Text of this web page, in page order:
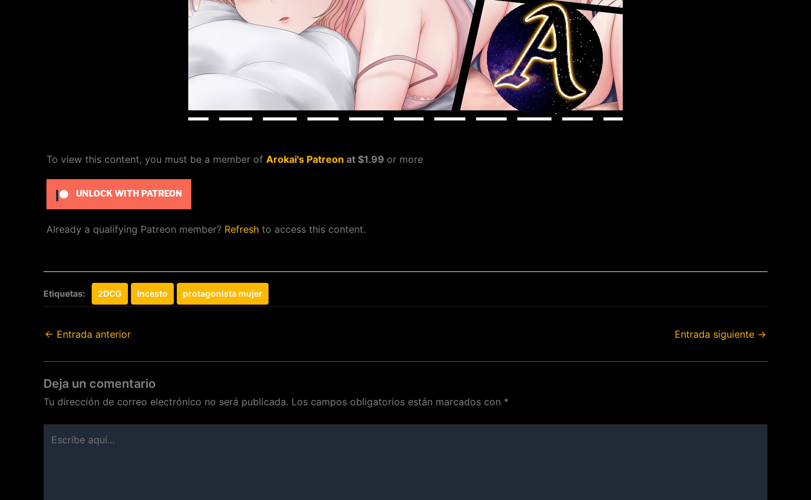
To view this content, you must be a member of Arokai's Patreon at $1.99 or more
UNLOCK WITH PATREON
Already a qualifying Patreon member? Refresh to access this content.
Etiquetas: 2DCG Incesto protagonista mujer
← Entrada anterior Entrada siguiente →
Deja un comentario
Tu dirección de correo electrónico no será publicada. Los campos obligatorios están marcados con *
aquí...